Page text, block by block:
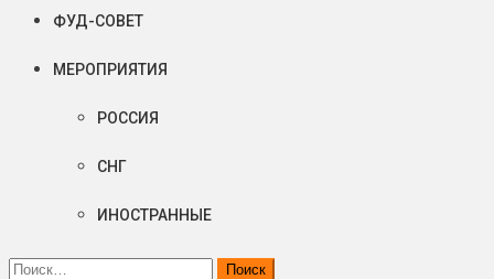
ФУД-СОВЕТ
МЕРОПРИЯТИЯ
РОССИЯ
СНГ
ИНОСТРАННЫЕ
Найти: